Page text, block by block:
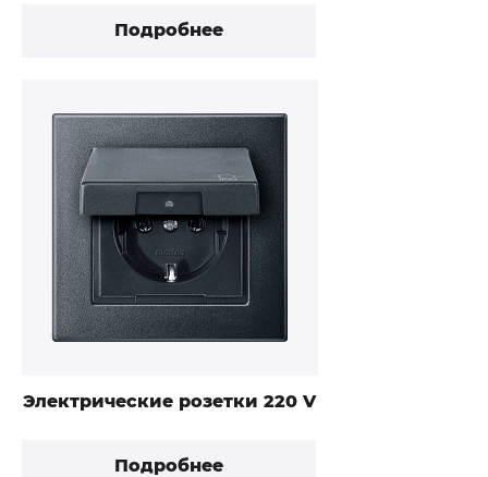
Подробнее
Электрические розетки 220 V
Подробнее